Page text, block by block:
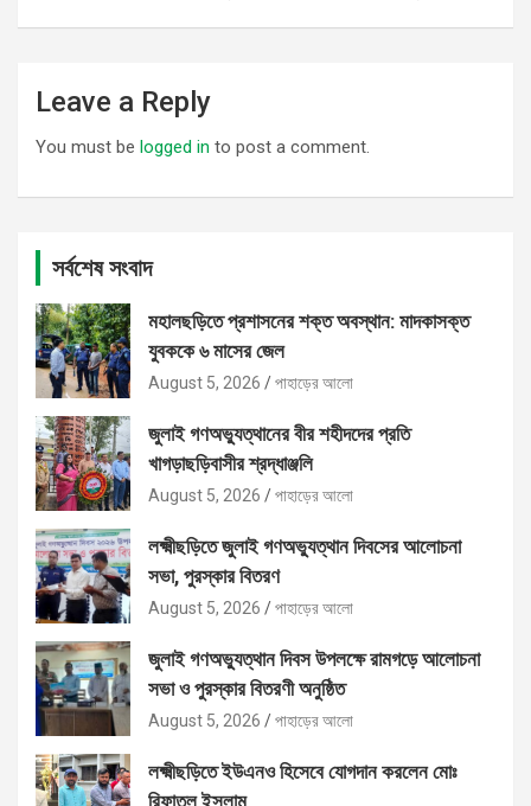
Leave a Reply
You must be logged in to post a comment.
সর্বশেষ সংবাদ
মহালছড়িতে প্রশাসনের শক্ত অবস্থান: মাদকাসক্ত
যুবককে ৬ মাসের জেল
August 5, 2026 পাহাড়ের আলো
জুলাই গণঅভ্যুত্থানের বীর শহীদদের প্রতি
খাগড়াছড়িবাসীর শ্রদ্ধাঞ্জলি
August 5, 2026 পাহাড়ের আলো
লক্ষ্মীছড়িতে জুলাই গণঅভ্যুত্থান দিবসের আলোচনা
সভা, পুরস্কার বিতরণ
August 5, 2026 পাহাড়ের আলো
জুলাই গণঅভ্যুত্থান দিবস উপলক্ষে রামগড়ে আলোচনা
সভা ও পুরস্কার বিতরণী অনুষ্ঠিত
August 5, 2026 পাহাড়ের আলো
লক্ষ্মীছড়িতে ইউএনও হিসেবে যোগদান করলেন মোঃ